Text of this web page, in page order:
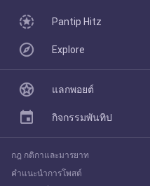
Pantip Pick
Explore
Pantip Hitz
Explore
แลกพอยต์
กิจกรรมพันทิป
กฎ กติกาและมารยาท
คำแนะนำการโพสต์